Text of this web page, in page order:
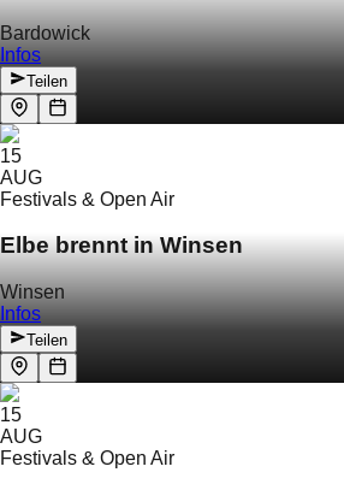
Bardowick
Infos
Teilen
15
AUG
Festivals & Open Air
Elbe brennt in Winsen
Winsen
Infos
Teilen
15
AUG
Festivals & Open Air